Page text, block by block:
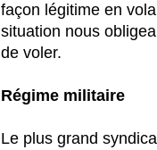
façon légitime en
situation nous
de voler.
Régime militaire
Le plus grand